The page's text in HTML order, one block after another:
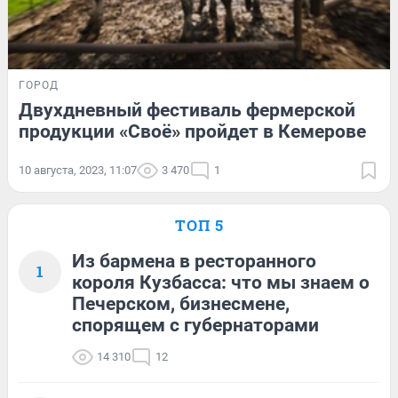
ГОРОД
Двухдневный фестиваль фермерской
продукции «Своё» пройдет в Кемерове
10 августа, 2023, 11:07 3 470 1
ТОП 5
1
Из бармена в ресторанного
короля Кузбасса: что мы знаем о
Печерском, бизнесмене,
спорящем с губернаторами
14 310 12